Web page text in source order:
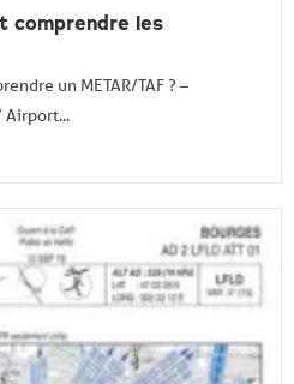
comprendre les
un METAR/TAF ? –
Airport...